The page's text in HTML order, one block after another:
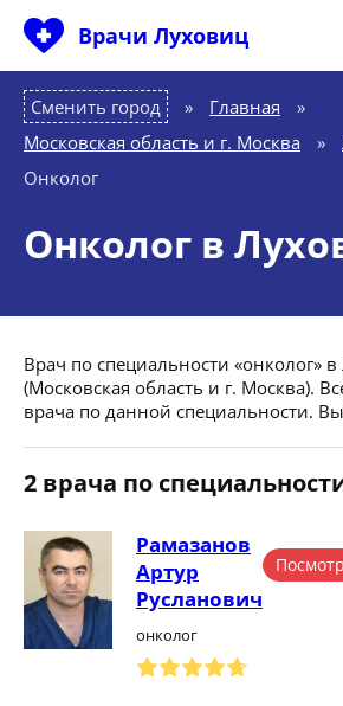
Врачи Луховиц
Сменить город Главная
»
Московская область и г. Москва
»
Онколог
Онколог в
Врач по специальности «онколог»
(Московская область и г. Москва).
врача по данной специальности.
2 врача по
Рамазанов
Артур
Русланович
онколог